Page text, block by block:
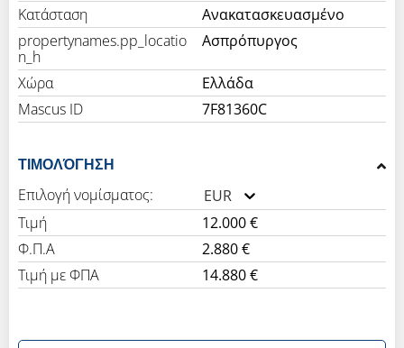
Κατάσταση
Ανακατασκευασμένο
propertynames.pp_locatio
n_h
Ασπρόπυργος
Χώρα
Ελλάδα
Mascus ID
7F81360C
ΤΙΜΟΛΌΓΗΣΗ
Επιλογή νομίσματος:
EUR
Τιμή
12.000 €
Φ.Π.Α
2.880 €
Τιμή με ΦΠΑ
14.880 €